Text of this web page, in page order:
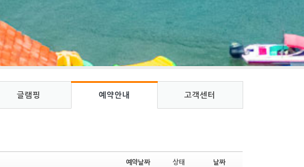
글램핑 예약안내 고객센터
예약날짜 상태 날짜